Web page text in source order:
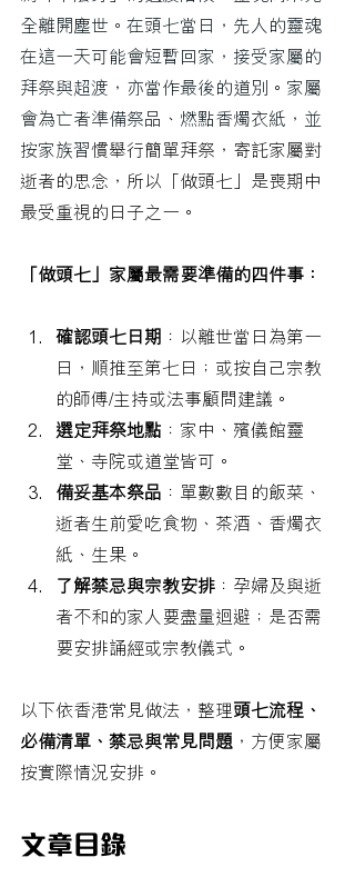
全離開塵世。在頭七當日，先人的靈魂
在這一天可能會短暫回家， 接受家屬的
拜祭與超渡 ，亦當作最後的道別 。 家屬
會為亡者準備祭品、燃點香燭衣紙，並
按家族習慣舉行簡單拜祭 ， 寄託家屬對
逝者的思念，所以「做頭七」是喪期中
最受重視的日子之一。
「做頭七」家屬最需要準備的四件事：
確認頭七日期 ：以離世當日為第一
日，順推至第七日；或按自己宗教
的師傅/主持或法事顧問建議。
選定拜祭地點 ：家中、殯儀館靈
堂、寺院或道堂皆可。
備妥基本祭品 ：單數數目的飯菜、
逝者生前愛吃食物、茶酒、香燭衣
紙、生果。
了解禁忌與宗教安排 ：孕婦及與逝
者不和的家人要盡量迴避；是否需
要安排誦經或宗教儀式。
以下依香港常見做法，整理頭七流程、
必備清單、禁忌與常見問題 ，方便家屬
按實際情況安排。
文章目錄